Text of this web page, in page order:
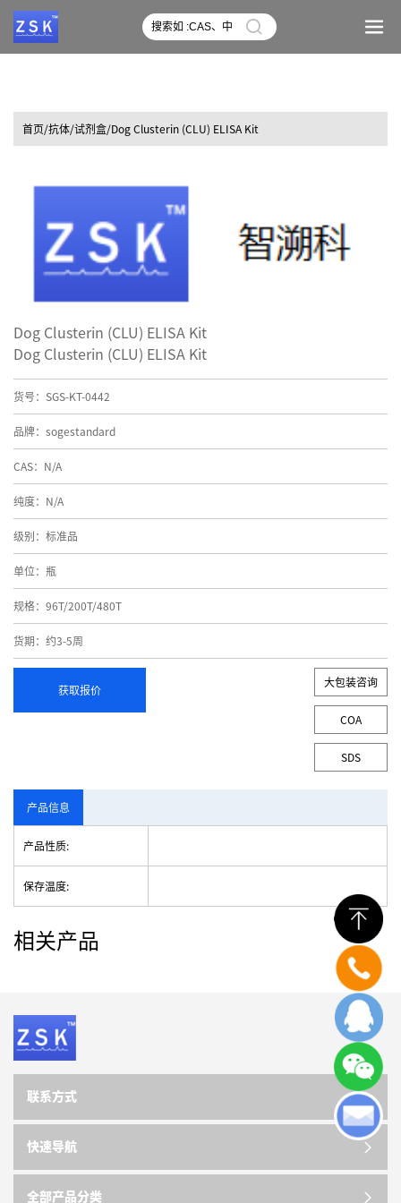
首页/抗体/试剂盒/Dog Clusterin (CLU) ELISA Kit
Dog Clusterin (CLU) ELISA Kit
Dog Clusterin (CLU) ELISA Kit
货号：SGS-KT-0442
品牌：sogestandard
CAS：N/A
纯度：N/A
级别：标准品
单位：瓶
规格：96T/200T/480T
货期：约3-5周
获取报价
大包装咨询
COA
SDS
产品信息
产品性质:
保存温度:
相关产品
联系方式
快速导航
全部产品分类